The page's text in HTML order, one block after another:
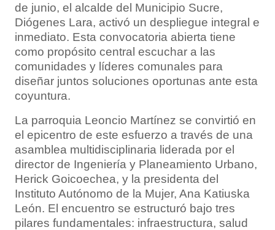
de junio, el alcalde del Municipio Sucre,
Diógenes Lara, activó un despliegue integral e
inmediato. Esta convocatoria abierta tiene
como propósito central escuchar a las
comunidades y líderes comunales para
diseñar juntos soluciones oportunas ante esta
coyuntura.
La parroquia Leoncio Martínez se convirtió en
el epicentro de este esfuerzo a través de una
asamblea multidisciplinaria liderada por el
director de Ingeniería y Planeamiento Urbano,
Herick Goicoechea, y la presidenta del
Instituto Autónomo de la Mujer, Ana Katiuska
León. El encuentro se estructuró bajo tres
pilares fundamentales: infraestructura, salud